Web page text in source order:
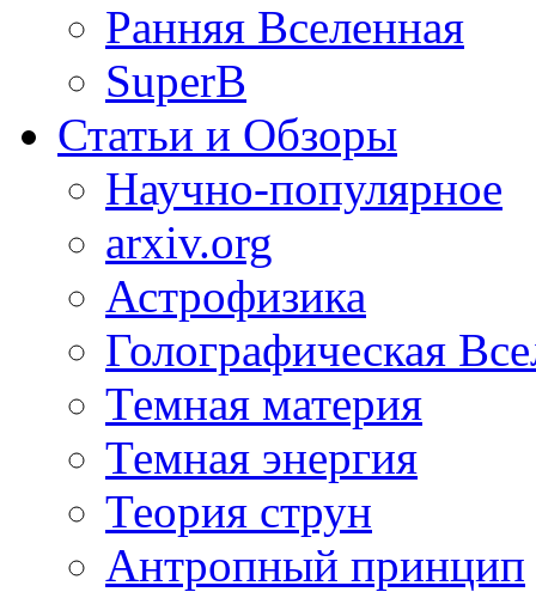
Ранняя Вселенная
SuperB
Статьи и Обзоры
Научно-популярное
arxiv.org
Астрофизика
Голографическая
Темная материя
Темная энергия
Теория струн
Антропный принцип